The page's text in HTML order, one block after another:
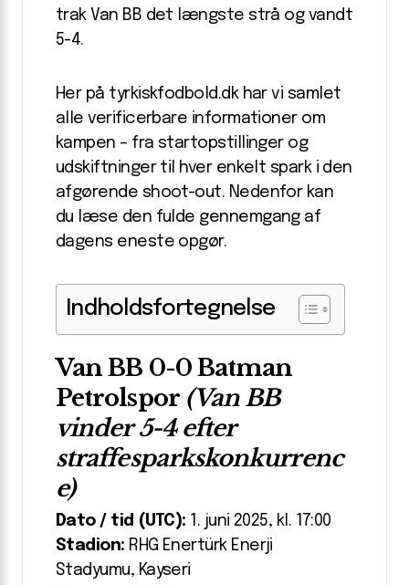
trak Van BB det længste strå og vandt
5-4.
Her på tyrkiskfodbold.dk har vi samlet
alle verificerbare informationer om
kampen – fra startopstillinger og
udskiftninger til hver enkelt spark i den
afgørende shoot-out. Nedenfor kan
du læse den fulde gennemgang af
dagens eneste opgør.
Indholdsfortegnelse
Van BB 0-0 Batman
Petrolspor (Van BB
vinder 5-4 efter
straffesparkskonkurrenc
e)
Dato / tid (UTC): 1. juni 2025, kl. 17:00
Stadion: RHG Enertürk Enerji
Stadyumu, Kayseri